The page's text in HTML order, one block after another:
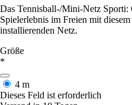
Das Tennisball-/Mini-Netz Sporti:
Spielerlebnis im Freien mit
installierenden Netz.
Größe
*
4 m
Dieses Feld ist erforderlich